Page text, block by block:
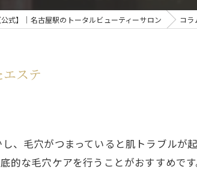
式】｜名古屋駅のトータルビューティーサロン コラ
ステ
、毛穴がつまっていると肌トラブルが
的な毛穴ケアを行うことがおすすめで